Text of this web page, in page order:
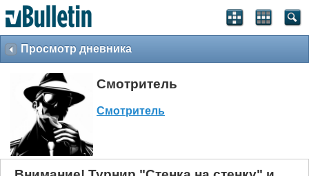
Просмотр дневника
Смотритель
Смотритель